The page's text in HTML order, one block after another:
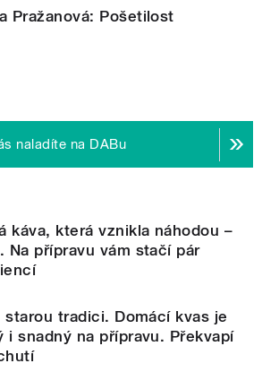
Pražanová: Pošetilost
naladíte na DABu
káva, která vznikla náhodou –
Na přípravu vám stačí pár
starou tradici. Domácí kvas je
i snadný na přípravu. Překvapí